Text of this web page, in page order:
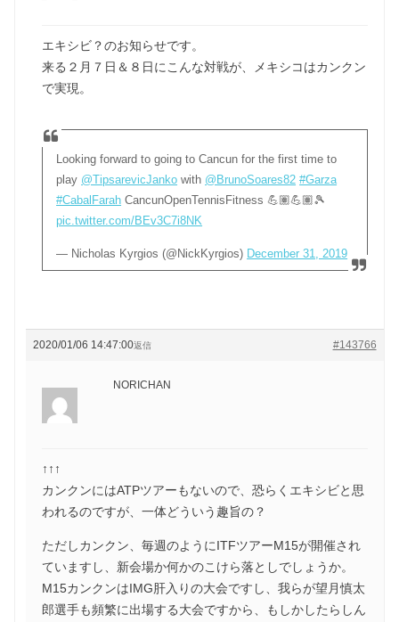
エキシビ？のお知らせです。
来る２月７日＆８日にこんな対戦が、メキシコはカンクン
で実現。
Looking forward to going to Cancun for the first time to
play @TipsarevicJanko with @BrunoSoares82 #Garza
#CabalFarah CancunOpenTennisFitness 💪🏽💪🏽🎾
pic.twitter.com/BEv3C7i8NK
— Nicholas Kyrgios (@NickKyrgios) December 31, 2019
2020/01/06 14:47:00 #143766
返信
NORICHAN
↑↑↑
カンクンにはATPツアーもないので、恐らくエキシビと思
われるのですが、一体どういう趣旨の？
ただしカンクン、毎週のようにITFツアーM15が開催され
ていますし、新会場か何かのこけら落としでしょうか。
M15カンクンはIMG肝入りの大会ですし、我らが望月慎太
郎選手も頻繁に出場する大会ですから、もしかしたらしん